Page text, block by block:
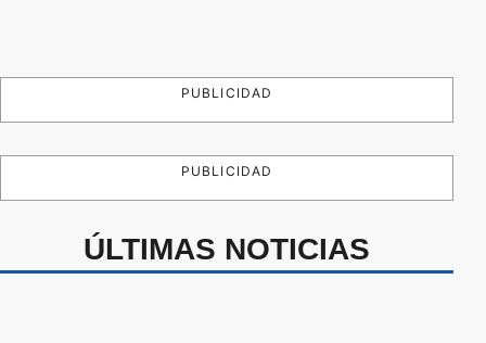
PUBLICIDAD
PUBLICIDAD
ÚLTIMAS NOTICIAS